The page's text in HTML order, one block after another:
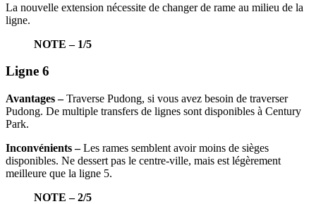
La nouvelle extension nécessite de changer de rame au milieu de la
ligne.
NOTE – 1/5
Ligne 6
Avantages –Traverse Pudong, si vous avez besoin de traverser
Pudong. De multiple transfers de lignes sont disponibles à Century
Park.
Inconvénients –Les rames semblent avoir moins de sièges
disponibles. Ne dessert pas le centre-ville, mais est légèrement
meilleure que la ligne 5.
NOTE – 2/5